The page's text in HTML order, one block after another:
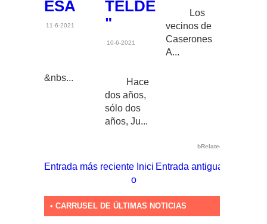
ESA
11-6-2021
&nbs...
TELDE
"
10-6-2021
Hace
dos años,
sólo dos
años, Ju...
Los
vecinos de
Caserones
A...
bRelated
Entrada más reciente Entrada antigua
Inici
o
• CARRUSEL DE ÚLTIMAS NOTICIAS